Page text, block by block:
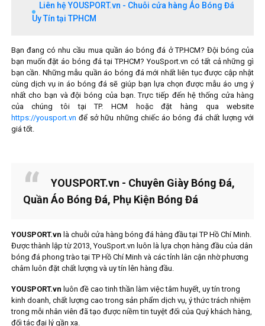
Liên hệ YOUSPORT.vn - Chuỗi cửa hàng Áo Bóng Đá
Uy Tín tại TPHCM
Bạn đang có nhu cầu mua quần áo bóng đá ở TP.HCM? Đội bóng của
bạn muốn đặt áo bóng đá tại TP.HCM? YouSport.vn có tất cả những gì
bạn cần. Những mẫu quần áo bóng đá mới nhất liên tục được cập nhật
cùng dịch vụ in áo bóng đá sẽ giúp bạn lựa chọn được mẫu áo ưng ý
nhất cho bạn và đội bóng của bạn. Trực tiếp đến hệ thống cửa hàng
của chúng tôi tại TP. HCM hoặc đặt hàng qua website
https://yousport.vn để sở hữu những chiếc áo bóng đá chất lượng với
giá tốt.
YOUSPORT.vn - Chuyên Giày Bóng Đá,
Quần Áo Bóng Đá, Phụ Kiện Bóng Đá
YOUSPORT.vn là chuỗi cửa hàng bóng đá hàng đầu tại TP Hồ Chí Minh.
Được thành lập từ 2013, YouSport.vn luôn là lựa chọn hàng đầu của dân
bóng đá phong trào tại TP Hồ Chí Minh và các tỉnh lân cận nhờ phương
châm luôn đặt chất lượng và uy tín lên hàng đầu.
YOUSPORT.vn luôn đề cao tinh thần làm việc tâm huyết, uy tín trong
kinh doanh, chất lượng cao trong sản phẩm dịch vụ, ý thức trách nhiệm
trong mỗi nhân viên đã tạo được niềm tin tuyệt đối của Quý khách hàng,
đối tác đại lý gần xa.